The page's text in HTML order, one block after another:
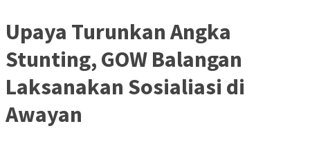
Upaya Turunkan Angka
Stunting, GOW Balangan
Laksanakan Sosialiasi di
Awayan